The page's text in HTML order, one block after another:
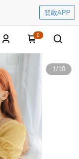
開啟APP
0
1/10